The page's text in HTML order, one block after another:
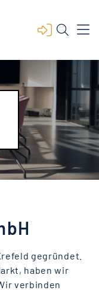
gegründet.
haben wir
verbinden